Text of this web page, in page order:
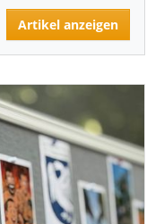
Artikel anzeigen